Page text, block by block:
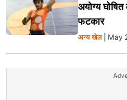
अयोग्य
फटकार
अन्य खेल| May